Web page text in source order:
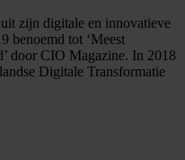
zijn digitale en innovatieve
benoemd tot ‘Meest
door CIO Magazine. In 2018
Digitale Transformatie